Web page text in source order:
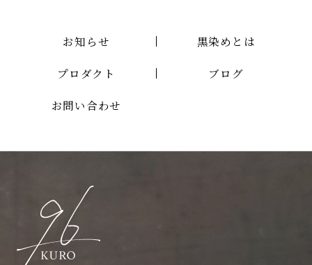
お知らせ 黒染めとは
プロダクト ブログ
お問い合わせ